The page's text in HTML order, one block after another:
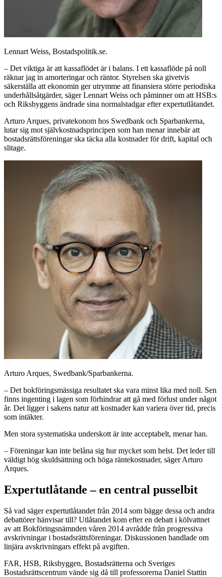
Lennart Weiss, Bostadspolitik.se.
– Det viktiga är att kassaflödet är i balans. I ett kassaflöde på noll
räknar jag in amorteringar och räntor. Styrelsen ska givetvis
säkerställa att ekonomin ger utrymme att finansiera större periodiska
underhållsåtgärder, säger Lennart Weiss och påminner om att HSB:s
och Riksbyggens ändrade sina normalstadgar efter expertutlåtandet.
Arturo Arques, privatekonom hos Swedbank och Sparbankerna,
lutar sig mot självkostnadsprincipen som han menar innebär att
bostadsrättsföreningar ska täcka alla kostnader för drift, kapital och
slitage.
Arturo Arques, Swedbank/Sparbankerna.
– Det bokföringsmässiga resultatet ska vara minst lika med noll. Sen
finns ingenting i lagen som förhindrar att gå med förlust under något
år. Det ligger i sakens natur att kostnader kan variera över tid, precis
som intäkter.
Men stora systematiska underskott är inte acceptabelt, menar han.
– Föreningar kan inte belåna sig hur mycket som helst. Det leder till
väldigt hög skuldsättning och höga räntekostnader, säger Arturo
Arques.
Expertutlåtande – en central pusselbit
Så vad säger expertutlåtandet från 2014 som bägge dessa och andra
debattörer hänvisar till? Utlåtandet kom efter en debatt i kölvattnet
av att Bokföringsnämnden våren 2014 avrådde från progressiva
avskrivningar i bostadsrättsföreningar. Diskussionen handlade om
linjära avskrivningars effekt på avgiften.
FAR, HSB, Riksbyggen, Bostadsrätterna och Sveriges
Bostadsrättscentrum vände sig då till professorerna Daniel Stattin